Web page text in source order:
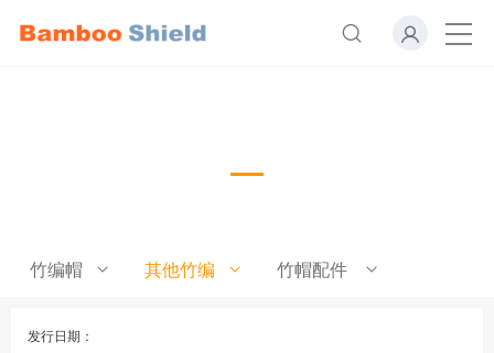
竹编帽 其他竹编 竹帽配件
发行日期：